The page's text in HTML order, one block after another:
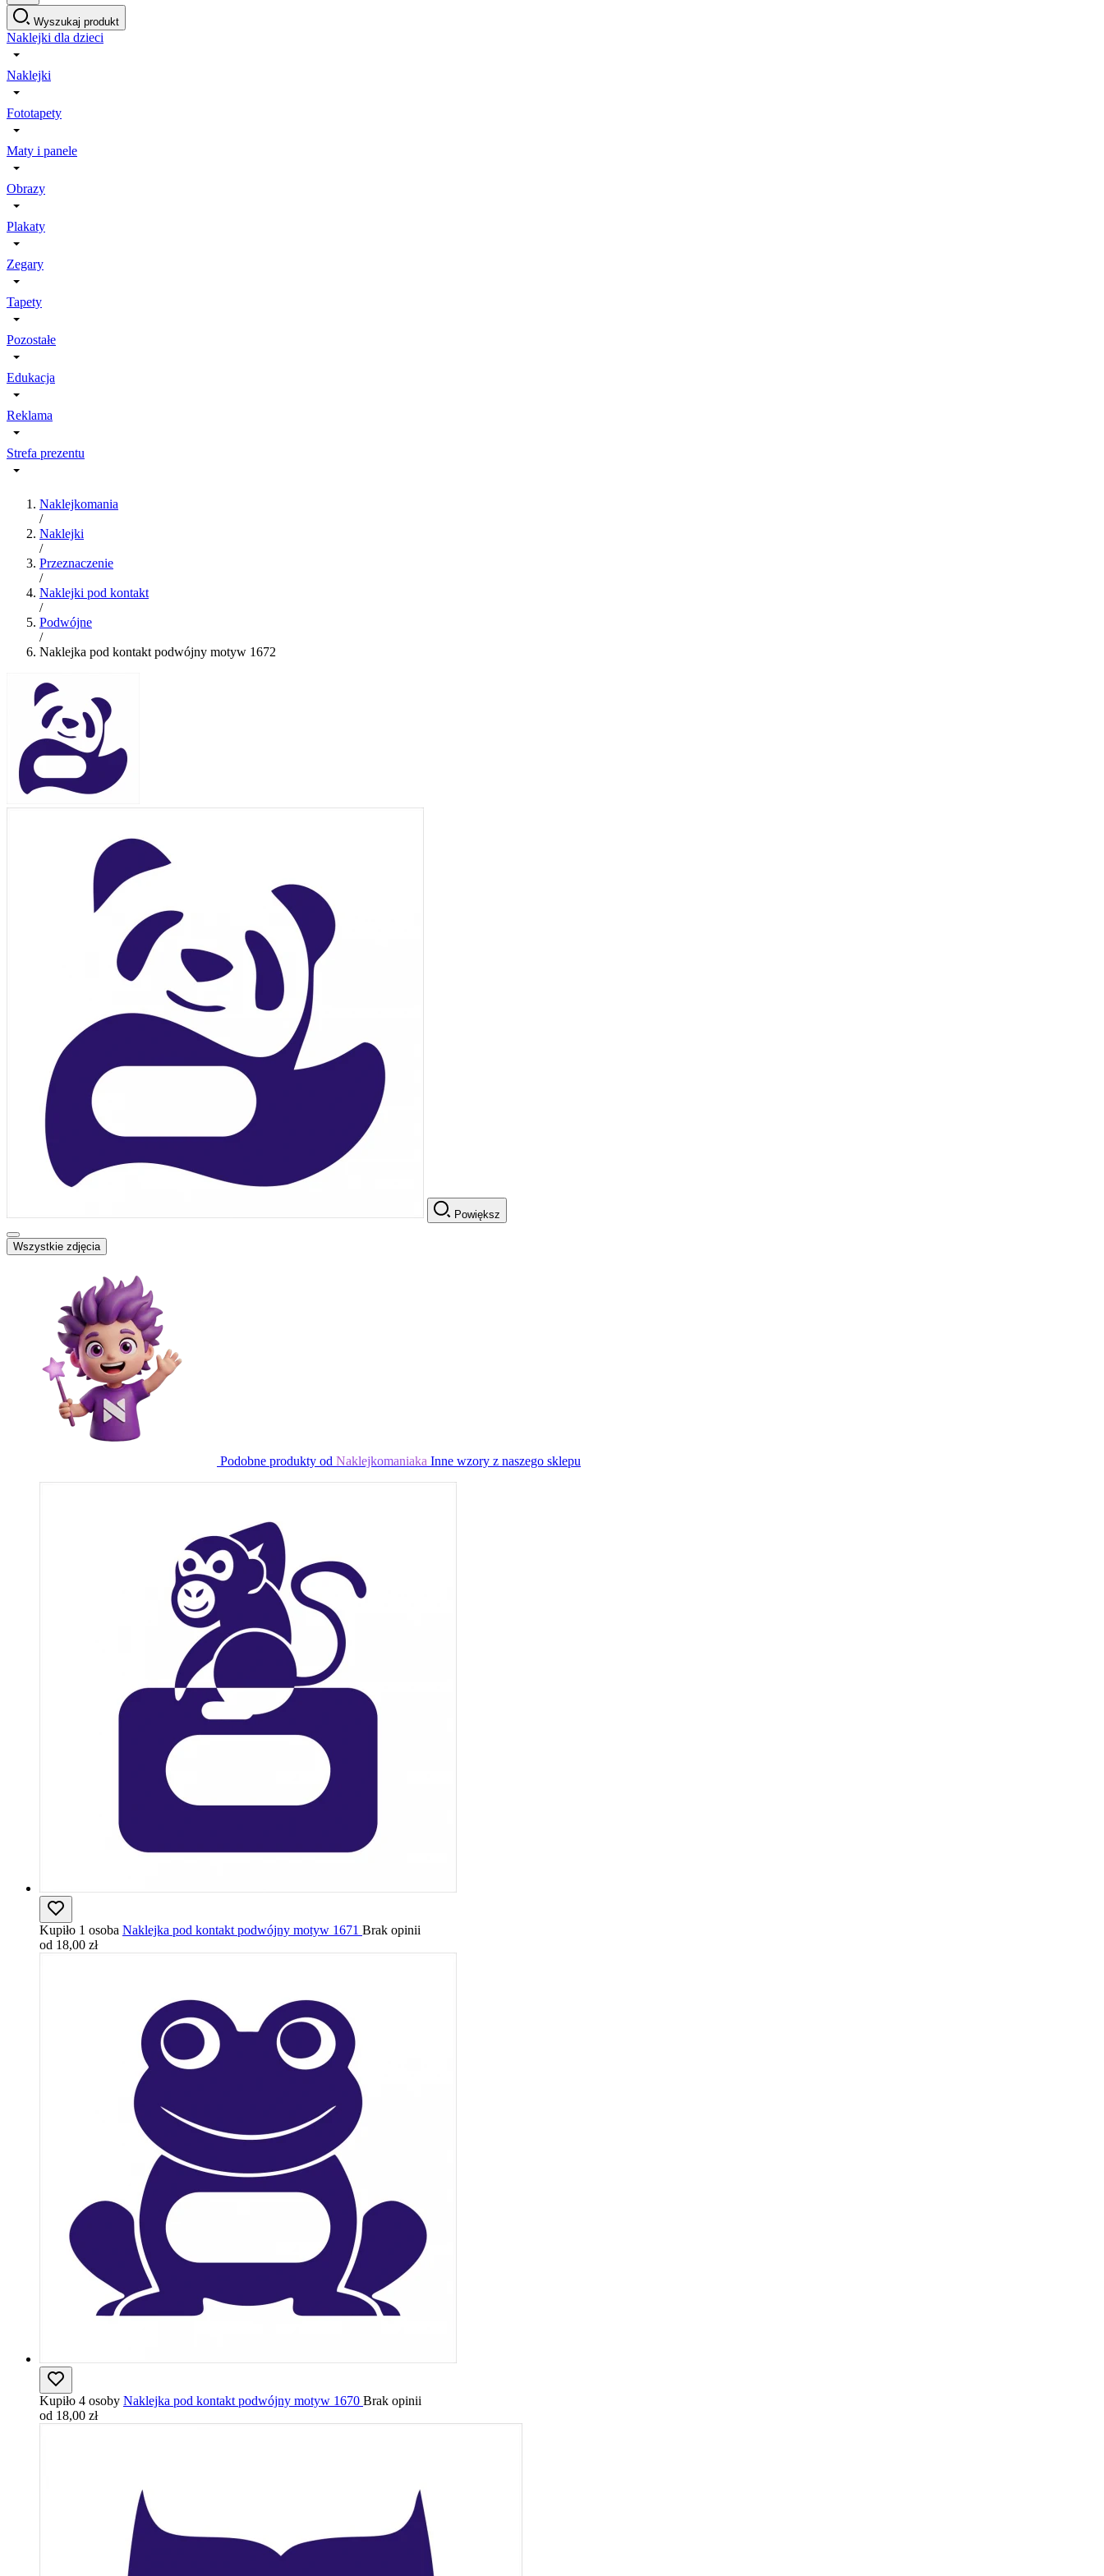
Wyszukaj produkt
Naklejki dla dzieci
Naklejki
Fototapety
Maty i panele
Obrazy
Plakaty
Zegary
Tapety
Pozostałe
Edukacja
Reklama
Strefa prezentu
Naklejkomania
/
Naklejki
/
Przeznaczenie
/
Naklejki pod kontakt
/
Podwójne
/
Naklejka pod kontakt podwójny motyw 1672
Powiększ
Wszystkie zdjęcia
Podobne produkty od Naklejkomaniaka Inne wzory z naszego sklepu
Kupiło 1 osoba Naklejka pod kontakt podwójny motyw 1671 Brak opinii
od 18,00 zł
Kupiło 4 osoby Naklejka pod kontakt podwójny motyw 1670 Brak opinii
od 18,00 zł